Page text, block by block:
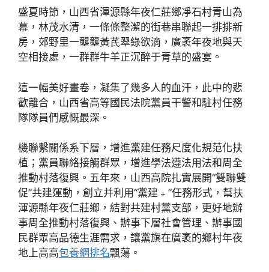
盛夏時節，山西省渾源縣年夜仁莊鄉凈石村青山為
幕，林茂水清，一條條整潔的街巷串聯起一排排新
房，郊野里一壟壟黃芪翠綠欲滴，廣袤年夜地與天
空相接處，一群群牛羊正沉醉于青草的盛宴。
這一幅美好畫卷，凝集了幾多人的血汗，此中的悲
歡離合，山西省高等國民法院黨員干警和駐村任務
隊隊員們感慨最深。
機聯繫關係系下層，增進黨建任務尺度化規范化扶
植；黨員聯絡接觸群眾，增進學法遵法用法和周全
推動村落復興。五年來，山西高院扎實展開“雙聯雙
促”共建運動，創立并利用“黨建﹢”任務形式，幫扶
渾源縣年夜仁莊鄉，結對共建村黨支部，更好地辦
事周全推動村落復興、辦事下層社會管理、辦事國
民群眾高品德生涯需求，讓黨旗在廣袤的鄉村年夜
地上高高包養網排名飄蕩。